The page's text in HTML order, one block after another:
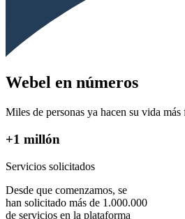
Webel en números
Miles de personas ya hacen su vida más
+1 millón
Servicios solicitados
Desde que comenzamos, se
han solicitado más de 1.000.000
de servicios en la plataforma